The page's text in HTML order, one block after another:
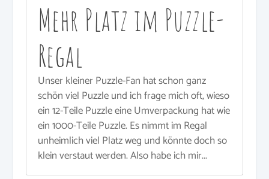
Mehr Platz im Puzzle-
Regal
Unser kleiner Puzzle-Fan hat schon ganz
schön viel Puzzle und ich frage mich oft, wieso
ein 12-Teile Puzzle eine Umverpackung hat wie
ein 1000-Teile Puzzle. Es nimmt im Regal
unheimlich viel Platz weg und könnte doch so
klein verstaut werden. Also habe ich mir...